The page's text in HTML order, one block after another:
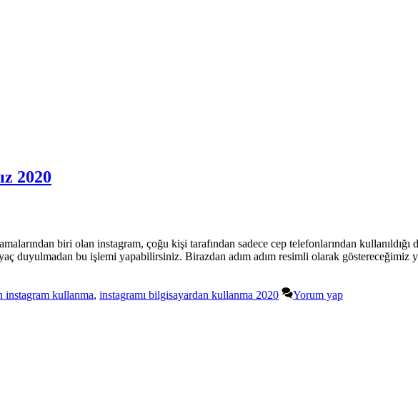
2020
biri olan instagram, çoğu kişi tarafından sadece cep telefonlarından
duyulmadan bu işlemi yapabilirsiniz. Birazdan adım adım resimli olarak göstereceğimiz
instagram kullanma, instagramı bilgisayardan kullanma 2020 Yorum yap